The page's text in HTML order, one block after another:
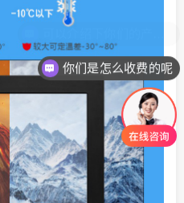
你们是怎么收费的呢